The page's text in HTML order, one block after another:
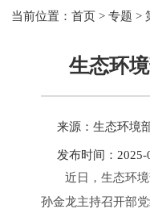
当前位置：首页 >专题 >
生态环
来源：生态环境
发布时间：2025-
近日，生态环
孙金龙主持召开部